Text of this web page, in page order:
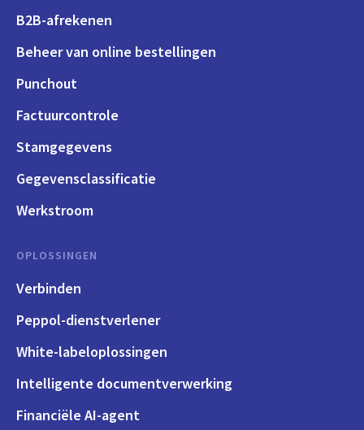
B2B-afrekenen
Beheer van online bestellingen
Punchout
Factuurcontrole
Stamgegevens
Gegevensclassificatie
Werkstroom
OPLOSSINGEN
Verbinden
Peppol-dienstverlener
White-labeloplossingen
Intelligente documentverwerking
Financiële AI-agent